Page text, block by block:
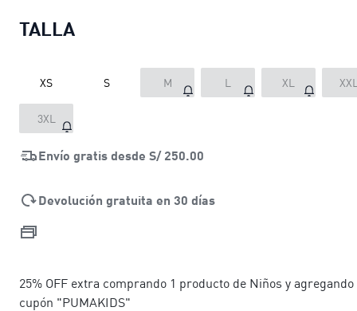
TALLA
XS S M L XL
3XL
Envío gratis desde S/ 250.00
Devolución gratuita en 30 días
25% OFF extra comprando 1 producto de Niños y
cupón "PUMAKIDS"